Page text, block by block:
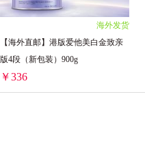
海外发货
【海外直邮】港版爱他美白金致亲
版4段（新包装）900g
￥336